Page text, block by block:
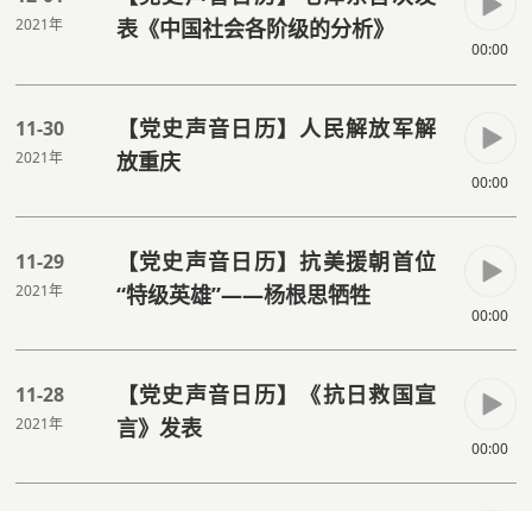
2021年
表《中国社会各阶级的分析》
00:00
11-30
2021年
【党史声音日历】人民解放军解
放重庆
00:00
11-29
2021年
【党史声音日历】抗美援朝首位
“特级英雄”——杨根思牺牲
00:00
11-28
2021年
【党史声音日历】《抗日救国宣
言》发表
00:00